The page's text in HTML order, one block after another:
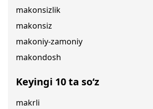
makonsizlik
makonsiz
makoniy-zamoniy
makondosh
Keyingi 10 ta so‘z
makrli